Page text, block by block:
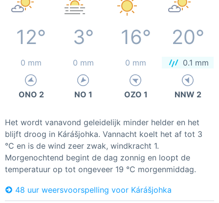
12° 3° 16° 20°
0 mm 0 mm 0 mm 0.1 mm
ONO 2 NO 1 OZO 1 NNW 2
Het wordt vanavond geleidelijk minder helder en het
blijft droog in Kárášjohka. Vannacht koelt het af tot 3
°C en is de wind zeer zwak, windkracht 1.
Morgenochtend begint de dag zonnig en loopt de
temperatuur op tot ongeveer 19 °C morgenmiddag.
48 uur weersvoorspelling voor Kárášjohka